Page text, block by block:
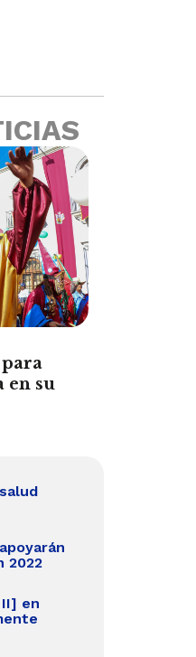
en su
2022
II] en